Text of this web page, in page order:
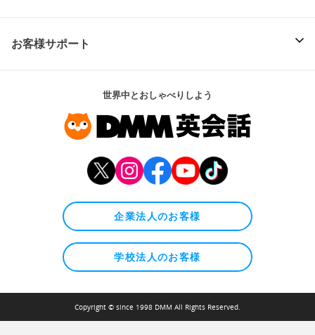
お客様サポート
世界中とおしゃべりしよう
企業法人のお客様
学校法人のお客様
Copyright © since 1998 DMM All Rights Reserved.